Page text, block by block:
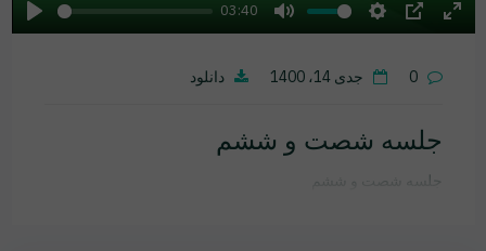
Play
03:40
Mute Settings
PIP
0 جدی 14، 1400 دانلود
جلسه شصت و ششم
جلسه شصت و ششم